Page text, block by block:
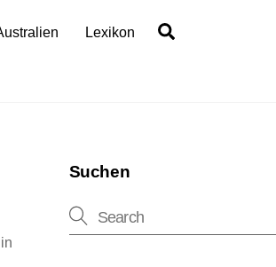
Lexikon
Suchen